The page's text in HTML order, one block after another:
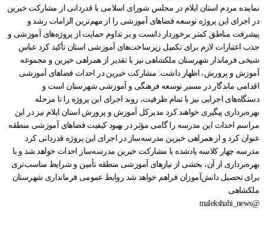
نماینده مردم استان ایلام در مجلس شورای اسلامی با قدردانی از مشارکت خیرین
در اجرای این پروژه توسعه فضاهای آموزشی را از مهم‌ترین الزامات رشد و
پیشرفت مناطق کمتر برخوردار دانست و بر تداوم حمایت از پروژه‌های آموزشی و
جذب اعتبارات لازم برای تکمیل زیرساخت‌های آموزشی استان تأکید کرد عباس
شیخی فرماندار شهرستان ملکشاهی نیز با تقدیر از همراهی خیرین و مجموعه
آموزش و پرورش، اظهار داشت: مشارکت خیرین در احداث فضاهای آموزشی
اقدامی ماندگار در مسیر توسعه فرهنگی و آموزشی شهرستان است و
دستگاه‌های اجرایی نیز با تمام ظرفیت، روند اجرای این پروژه را تا مرحله
بهره‌برداری پیگیری خواهند کرد مدیرکل آموزش و پرورش استان ایلام نیز در این
مراسم احداث این مدرسه را گامی مؤثر در بهبود کیفیت فضاهای آموزشی منطقه
عنوان کرد و از همراهی خیرین مدرسه‌ساز در اجرای این پروژه قدردانی کرد
مدرسه چهار کلاسه یادشده با مشارکت خیرین مدرسه‌ساز احداث خواهد شد و با
بهره‌برداری از آن، بخشی از نیازهای آموزشی منطقه تأمین و شرایط مناسب‌تری
برای تحصیل دانش‌آموزان فراهم خواهد شد روابط عمومی فرمانداری شهرستان
ملکشاهی
@malekshahi_news